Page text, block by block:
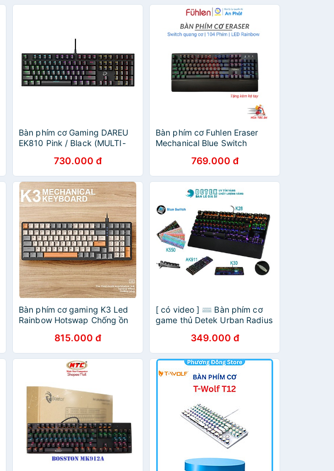
Bàn phím cơ Gaming DAREU
EK810 Pink / Black (MULTI-
730.000 đ
Bàn phím cơ Fuhlen Eraser
Mechanical Blue Switch
| LED 7 Màu) - BH 24 tháng
769.000 đ
Bàn phím cơ gaming K3 Led
Rainbow Hotswap Chống ồn
nhập khẩu815.000 đ
[ có video ] ⌨ Bàn phím cơ
game thủ Detek Urban Radius
349.000 đ